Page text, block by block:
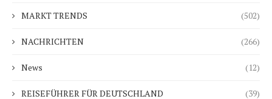
MARKT TRENDS (502)
NACHRICHTEN (266)
News (12)
REISEFÜHRER FÜR DEUTSCHLAND (39)